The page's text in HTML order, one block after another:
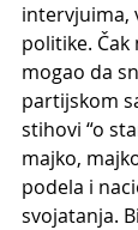
intervjuima,
politike.
mogao da
partijskom
stihovi “o
majko,
podela i
svojatanja.